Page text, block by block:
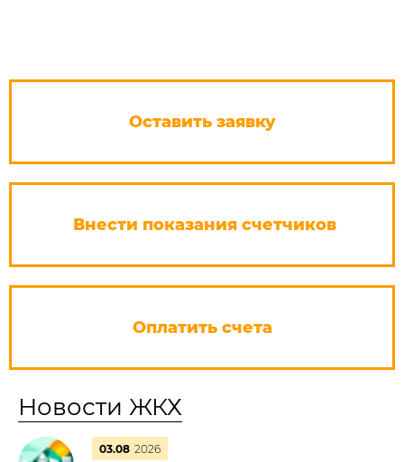
Оставить заявку
Внести показания счетчиков
Оплатить счета
Новости ЖКХ
03.08 2026